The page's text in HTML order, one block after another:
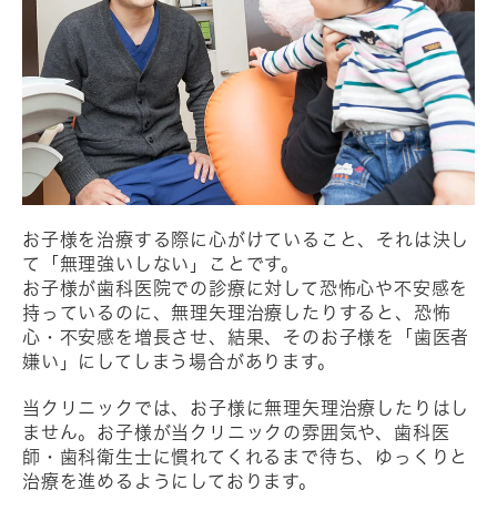
お子様を治療する際に心がけていること、それは決し
て「無理強いしない」ことです。
お子様が歯科医院での診療に対して恐怖心や不安感を
持っているのに、無理矢理治療したりすると、恐怖
心・不安感を増長させ、結果、そのお子様を「歯医者
嫌い」にしてしまう場合があります。
当クリニックでは、お子様に無理矢理治療したりはし
ません。お子様が当クリニックの雰囲気や、歯科医
師・歯科衛生士に慣れてくれるまで待ち、ゆっくりと
治療を進めるようにしております。